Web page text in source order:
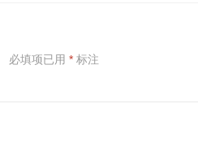
必填项已用 *标注